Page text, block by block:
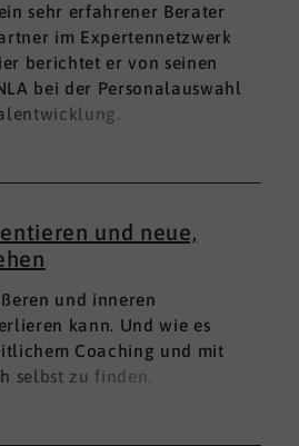
sehr erfahrener Berater
im Expertennetzwerk
berichtet er von seinen
bei der Personalauswahl
und neue,
und inneren
kann. Und wie es
Coaching und mit
selbst zu finden.